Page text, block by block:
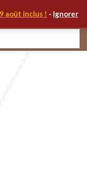
août inclus ! - Ignorer
de passe oublié ?